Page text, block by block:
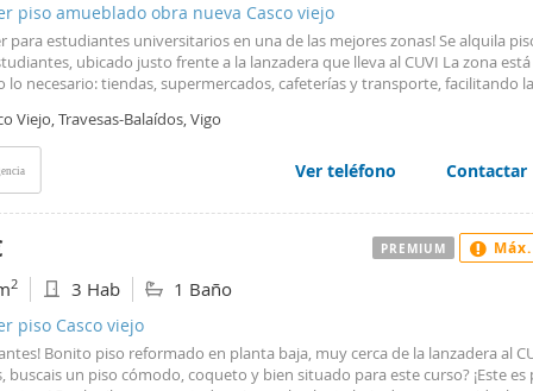
piso amueblado obra nueva Casco viejo
para estudiantes universitarios en una de las mejores zonas! Se alquila
ubicado justo frente a la lanzadera que lleva al CUVI La zona
lo necesario: tiendas, supermercados, cafeterías y transporte, facilitando
de calefacción, creando un ambiente cálido y acogedor donde sentirás
casa. Precio: 1200 euros al mes. ¡No pierdas esta oportunidad de vivir
de la universidad! Contáctanos para más información o para visitar el
Viejo, Travesas-Balaídos, Vigo
Ver teléfono Contactar
2 3 Hab 1 Baño
piso Casco viejo
Bonito piso reformado en planta baja, muy cerca de la lanzadera al
buscais un piso cómodo, coqueto y bien situado para este curso? ¡Este es
PREMIUM